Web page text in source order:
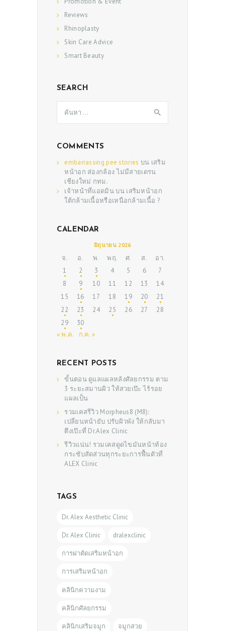
ABOUT US
BEAUTY TIPS
PRE & POST CAUTIONS
CONSULT & RESERVATION
Reviews
Rhinoplasty
Skin Care Advice
Smart Beauty
SEARCH
สำหรับ:
COMMENTS
embarrassing pee stories บน เสริม
หน้าอก ส่องกล้อง ไม่มีสายเดรน
เชียงใหม่ กทม.
เจ้าหน้าที่แอดมินบน เสริมหน้าอก
ใต้กล้ามเนื้อหรือเหนือกล้ามเนื้อ ?
CALENDAR
มิถุนายน 2026
จ. อ. พ. พฤ. ศ. ส. อา.
1 2 3 4 5 6
7
8
9 10 11 12 13
14
15
16 17 18 19 20
21
22
23 24 25 26 27
28
29
30
« พ.ค.
ก.ค. »
RECENT POSTS
ขั้นตอน ดูแลแผลหลังศัลยกรรม ตาม
3 ระยะสมานผิว ให้สวยเป๊ะ ไร้รอย
แผลเป็น
รวมเคสรีวิว Morpheus8 (M8):
เปลี่ยนหน้ายับ ปรับผิวพัง ให้กลับมา
ตึงเป๊ะที่ Dr.Alex Clinic
รีวิวแน่น! รวมเคสดูดไขมันหน้าท้อง
กระชับสัดส่วนทุกระยะการฟื้นตัวที่
ALEX Clinic
TAGS
Dr. Alex Aesthetic Clinic
Dr. Alex Clinic dralexclinic
การผ่าตัดเสริมหน้าอก
การเสริมหน้าอก
คลินิกความงาม
คลินิกศัลยกรรม
คลินิกเสริมจมูก จมูกสวย